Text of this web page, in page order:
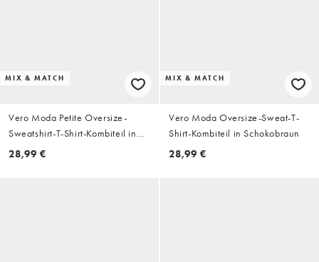
MIX & MATCH
Vero Moda Petite Oversize-
Sweatshirt-T-Shirt-Kombiteil in
Schokobraun
28,99 €
MIX & MATCH
Vero Moda Oversize-Sweat-T-
Shirt-Kombiteil in Schokobraun
28,99 €